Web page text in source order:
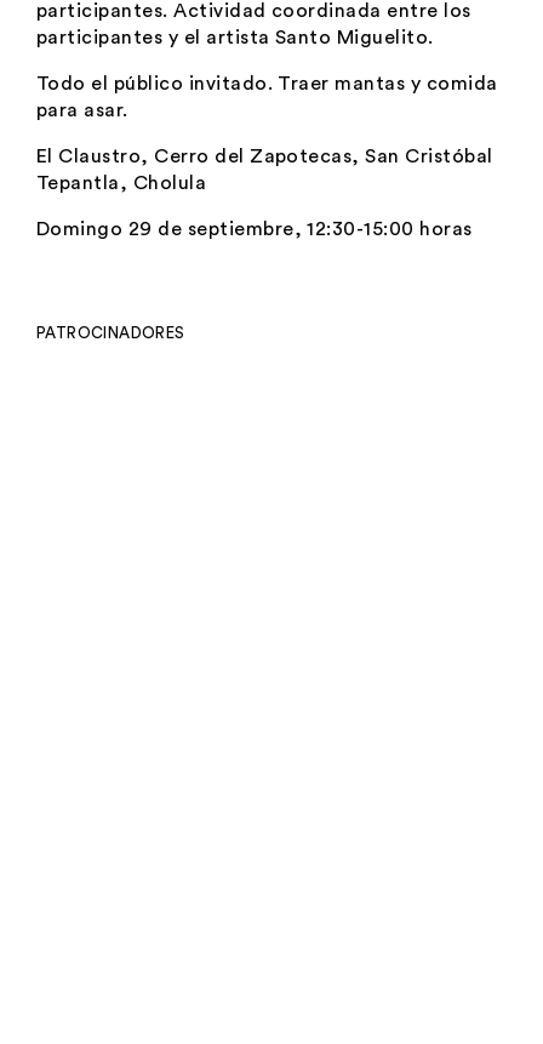
participantes. Actividad coordinada entre los
participantes y el artista Santo Miguelito.
Todo el público invitado. Traer mantas y comida
para asar.
El Claustro, Cerro del Zapotecas, San Cristóbal
Tepantla, Cholula
Domingo 29 de septiembre, 12:30-15:00 horas
PATROCINADORES